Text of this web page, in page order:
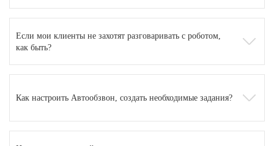
Если мои клиенты не захотят разговаривать с роботом,
как быть?
Как настроить Автообзвон, создать необходимые задания?